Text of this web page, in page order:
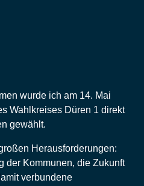
wurde ich am 14. Mai
Wahlkreises Düren 1 direkt
gewählt.
Herausforderungen:
der Kommunen, die Zukunft
verbundene